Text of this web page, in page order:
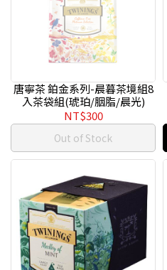
唐寧茶 鉑金系列-晨暮茶境組8
入茶袋組(琥珀/胭脂/晨光)
NT$300
Out of Stock